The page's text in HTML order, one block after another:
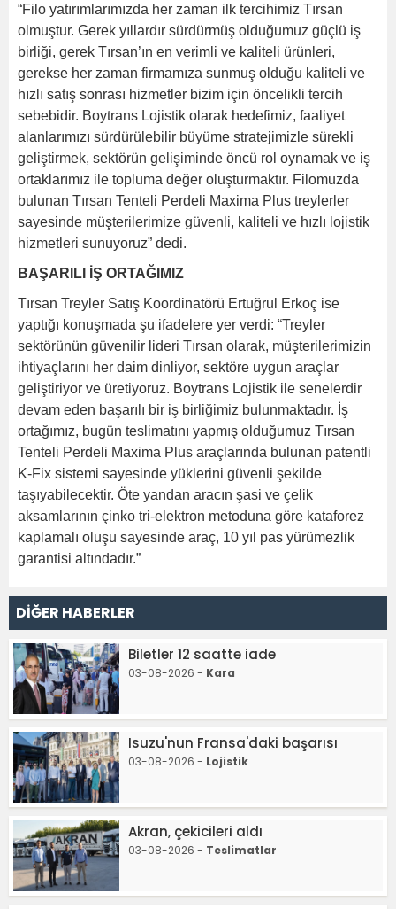
“Filo yatırımlarımızda her zaman ilk tercihimiz Tırsan
olmuştur. Gerek yıllardır sürdürmüş olduğumuz güçlü iş
birliği, gerek Tırsan’ın en verimli ve kaliteli ürünleri,
gerekse her zaman firmamıza sunmuş olduğu kaliteli ve
hızlı satış sonrası hizmetler bizim için öncelikli tercih
sebebidir. Boytrans Lojistik olarak hedefimiz, faaliyet
alanlarımızı sürdürülebilir büyüme stratejimizle sürekli
geliştirmek, sektörün gelişiminde öncü rol oynamak ve iş
ortaklarımız ile topluma değer oluşturmaktır. Filomuzda
bulunan Tırsan Tenteli Perdeli Maxima Plus treylerler
sayesinde müşterilerimize güvenli, kaliteli ve hızlı lojistik
hizmetleri sunuyoruz” dedi.
BAŞARILI İŞ ORTAĞIMIZ
Tırsan Treyler Satış Koordinatörü Ertuğrul Erkoç ise
yaptığı konuşmada şu ifadelere yer verdi: “Treyler
sektörünün güvenilir lideri Tırsan olarak, müşterilerimizin
ihtiyaçlarını her daim dinliyor, sektöre uygun araçlar
geliştiriyor ve üretiyoruz. Boytrans Lojistik ile senelerdir
devam eden başarılı bir iş birliğimiz bulunmaktadır. İş
ortağımız, bugün teslimatını yapmış olduğumuz Tırsan
Tenteli Perdeli Maxima Plus araçlarında bulunan patentli
K-Fix sistemi sayesinde yüklerini güvenli şekilde
taşıyabilecektir. Öte yandan aracın şasi ve çelik
aksamlarının çinko tri-elektron metoduna göre kataforez
kaplamalı oluşu sayesinde araç, 10 yıl pas yürümezlik
garantisi altındadır.”
DİĞER HABERLER
Biletler 12 saatte iade
03-08-2026 - Kara
Isuzu'nun Fransa'daki başarısı
03-08-2026 - Lojistik
Akran, çekicileri aldı
03-08-2026 - Teslimatlar